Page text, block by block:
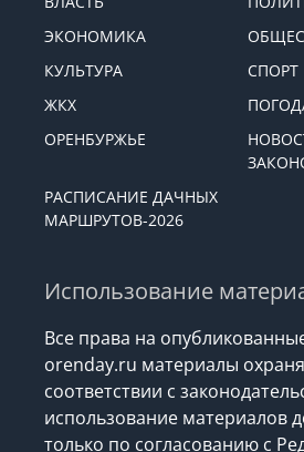
ЭКОНОМИКА
КУЛЬТУРА
СПОРТ
ЖКХ
ОРЕНБУРЖЬЕ
РАСПИСАНИЕ ДАЧНЫХ
МАРШРУТОВ-2026
Использование
Все права на
orenday.ru материалы
соответствии с
использование материалов
только по согласованию с